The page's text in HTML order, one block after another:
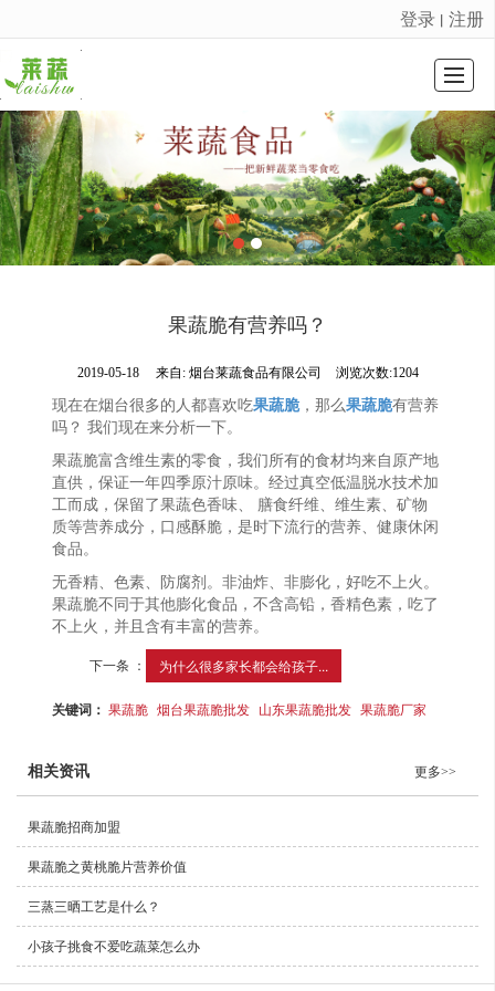
很遗憾，因您的浏览器版本过低导致无法获得最佳浏览体验，推荐下载安装谷歌浏览器！
登录 丨 注册
HOME PAGE PROFDUCT DISPLAY 公司动态 EQUIPMENT DISPLAY INTRO VIDEO 图库展示 CONTACT US
果蔬脆有营养吗？
2019-05-18 来自: 烟台莱蔬食品有限公司 浏览次数:1204
现在在烟台很多的人都喜欢吃果蔬脆，那么果蔬脆有营养
吗？ 我们现在来分析一下。
果蔬脆富含维生素的零食，我们所有的食材均来自原产地
直供，保证一年四季原汁原味。经过真空低温脱水技术加
工而成，保留了果蔬色香味、 膳食纤维、维生素、矿物
质等营养成分，口感酥脆，是时下流行的营养、健康休闲
食品。
无香精、色素、防腐剂。非油炸、非膨化，好吃不上火。
果蔬脆不同于其他膨化食品，不含高铅，香精色素，吃了
不上火，并且含有丰富的营养。
下一条 ： 为什么很多家长都会给孩子...
关键词：果蔬脆 烟台果蔬脆批发 山东果蔬脆批发 果蔬脆厂家
相关资讯 更多>>
果蔬脆招商加盟
果蔬脆之黄桃脆片营养价值
三蒸三晒工艺是什么？
小孩子挑食不爱吃蔬菜怎么办